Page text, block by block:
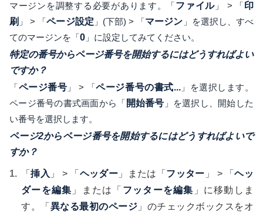
マージンを調整する必要があります。「ファイル 」 > 「印
刷 」 > 「ページ設定 」(下部) > 「マージン 」を選択し、すべ
てのマージンを「0 」に設定してみてください。
特定の番号からページ番号を開始するにはどうすればよい
ですか？
「ページ番号 」 > 「ページ番号の書式...」を選択します。
ページ番号の書式画面から「 開始番号 」を選択し、開始した
い番号を選択します。
ページ2からページ番号を開始するにはどうすればよいで
すか？
「挿入 」 > 「 ヘッダー 」または「 フッター 」 > 「ヘッ
ダーを編集 」または「 フッターを編集 」に移動しま
す。「 異なる最初のページ 」のチェックボックスをオ